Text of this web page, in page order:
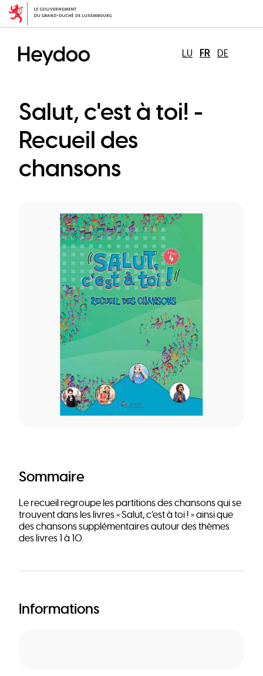
Aller
au
principal
LU FR DE
Salut, c'est à toi! -
Recueil des
chansons
Sommaire
Le recueil regroupe les partitions des chansons qui se
trouvent dans les livres « Salut, c’est à toi ! » ainsi que
des chansons supplémentaires autour des thèmes
des livres 1 à 10.
Informations